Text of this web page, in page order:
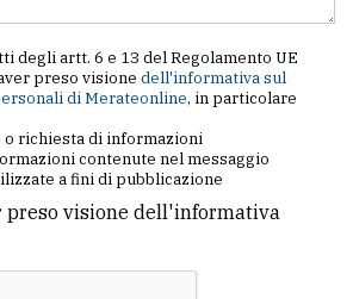
degli artt. 6 e 13 del Regolamento UE
preso visione dell'informativa sul
di Merateonline, in particolare
o richiesta di informazioni
contenute nel messaggio
a fini di pubblicazione
preso visione dell'informativa